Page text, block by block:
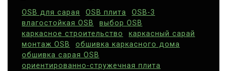
OSB для сарая OSB плита
OSB-3
влагостойкая OSB
выбор OSB
каркасное строительство
каркасный сарай
монтаж OSB
обшивка каркасного дома
обшивка сарая OSB
ориентированно-стружечная плита